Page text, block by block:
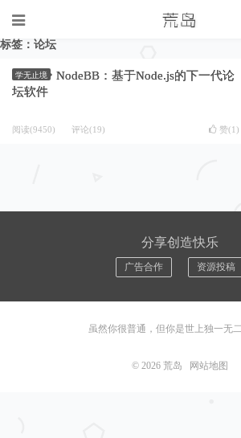
标签：论坛
学无止境
NodeBB：基于Node.js的下一代论
坛软件
阅读(9450) 评论(19) 赞(1 )
分享创造快乐
广告合作 资源投稿
虽然你很普通，但你是世上独一无
© 2026 荒岛 网站地图